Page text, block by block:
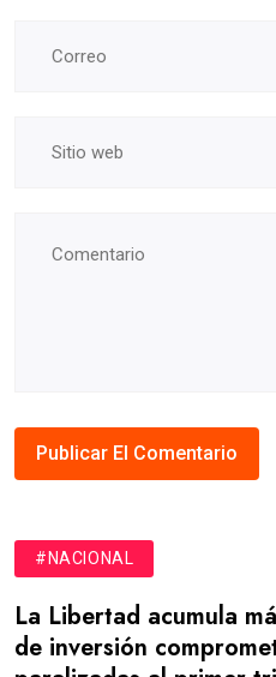
#NACIONAL
La Libertad acumula
de inversión